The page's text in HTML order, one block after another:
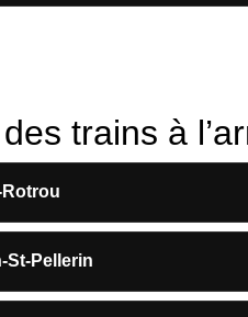
trains à
Rotrou
St-Pellerin